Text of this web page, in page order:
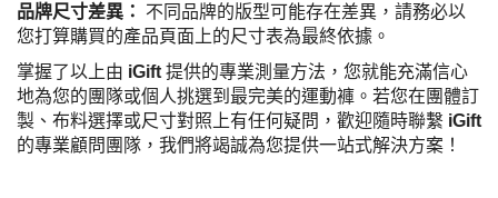
品牌尺寸差異：
不同品牌的版型可能存在差異，請務必以
您打算購買的產品頁面上的尺寸表為最終依據。
掌握了以上由 iGift 提供的專業測量方法，您就能充滿信心
地為您的團隊或個人挑選到最完美的運動褲。若您在團體訂
製、布料選擇或尺寸對照上有任何疑問，歡迎隨時聯繫 iGift
的專業顧問團隊，我們將竭誠為您提供一站式解決方案！